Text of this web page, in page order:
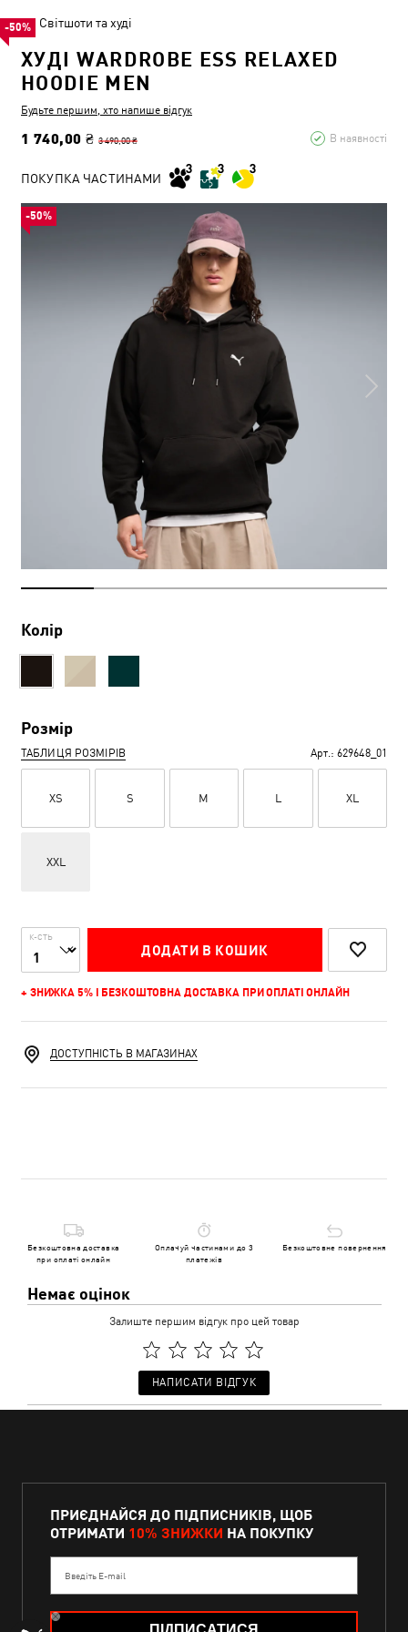
Світшоти та худі
ХУДІ WARDROBE ESS RELAXED
HOODIE MEN
Будьте першим, хто напише відгук
1 740,00 ₴ 3 490,00 ₴ В наявності
-50%
ПОКУПКА ЧАСТИНАМИ
Колір
Розмір
ТАБЛИЦЯ РОЗМІРІВ Арт.: 629648_01
XS S M L XL
XXL
К-СТЬ
ДОДАТИ В КОШИК
+ ЗНИЖКА 5% І БЕЗКОШТОВНА ДОСТАВКА ПРИ ОПЛАТІ ОНЛАЙН
-50%
ДОСТУПНІСТЬ В МАГАЗИНАХ
Безкоштовна доставка
при оплаті онлайн
Оплачуй частинами до 3
платежів
Безкоштовне повернення
Немає оцінок
Залиште першим відгук про цей товар
НАПИСАТИ ВІДГУК
ПРИЄДНАЙСЯ ДО ПІДПИСНИКІВ, ЩОБ
ОТРИМАТИ 10% ЗНИЖКИ НА ПОКУПКУ
Введіть E-mail